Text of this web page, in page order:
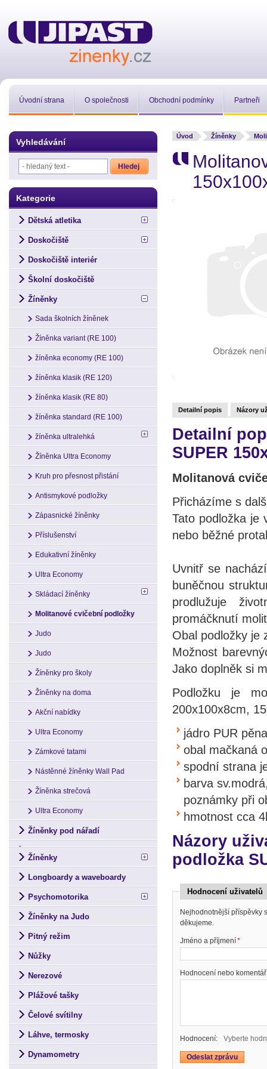
Úvodní strana O společnosti Obchodní podmínky Partneři
Úvod Žíněnky
Detailní popis Názory
Detailní
SUPER
Molitanová
Přicházíme s
Tato podložka je
nebo běžné
Uvnitř se
buněčnou
prodlužuje
promáčknutí
Obal podložky je
Možnost
Jako doplněk si
Podložku je
200x100x8cm,
jádro PUR
obal mačkaná
spodní strana
barva
poznámky při
hmotnost cca
Názory
podložka
Hodnocení uživatelů
Nejhodnotnější příspěvky
děkujeme.
Jméno a příjmení*
Hodnocení nebo komentář
Hodnocení: Vyberte
Vyhledávání
Kategorie
Dětská atletika
Doskočiště
Doskočiště interiér
Školní doskočiště
Žíněnky
Sada školních žíněnek
Žíněnka variant (RE 100)
žíněnka economy (RE 100)
žíněnka klasik (RE 120)
žíněnka klasik (RE 80)
žíněnka standard (RE 100)
žíněnka ultralehká
Žíněnka Ultra Economy
Kruh pro přesnost přistání
Antismykové podložky
Zápasnické žíněnky
Příslušenství
Edukativní žíněnky
Ultra Economy
Skládací žíněnky
Molitanové cvičební podložky
Judo
Judo
Žíněnky pro školy
Žíněnky na doma
Akční nabídky
Ultra Economy
Zámkové tatami
Nástěnné žíněnky Wall Pad
Žíněnka strečová
Ultra Economy
Žíněnky pod nářadí
Žíněnky
Longboardy a waveboardy
Psychomotorika
Žíněnky na Judo
Pitný režim
Nůžky
Nerezové
Plážové tašky
Čelové svítilny
Láhve, termosky
Dynamometry